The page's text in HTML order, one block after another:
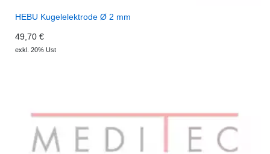
HEBU Kugelelektrode Ø 2 mm
49,70 €
exkl. 20% Ust